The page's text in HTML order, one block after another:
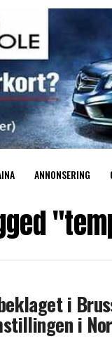
ANNONSERING
i
i